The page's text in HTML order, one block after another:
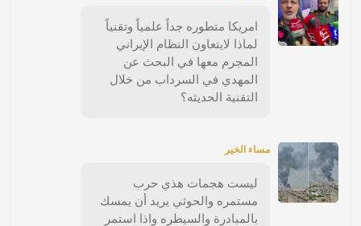
امريكا متطوره جداً علمياً وتقنياً
لماذا لايتعاون النظام الإيراني
المجرم معها في البحث عن
المهدي في السرداب من خلال
التقنية الحديثه؟
مساء الخير
ليست هجمات هذي حرب
مستمره والحوثي يريد أن يمسك
بالمبادرة والسيطره واذا استمر